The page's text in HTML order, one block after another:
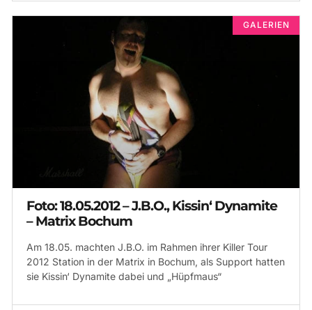
GALERIEN
Foto: 18.05.2012 – J.B.O., Kissin‘ Dynamite
– Matrix Bochum
Am 18.05. machten J.B.O. im Rahmen ihrer Killer Tour
2012 Station in der Matrix in Bochum, als Support hatten
sie Kissin‘ Dynamite dabei und „Hüpfmaus“